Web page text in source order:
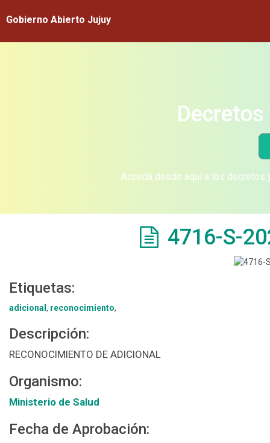
Gobierno Abierto Jujuy
Acceda desde aquí a los
4716-S-
Etiquetas:
adicional , reconocimiento,
Descripción:
RECONOCIMIENTO DE ADICIONAL
Organismo:
Ministerio de Salud
Fecha de Aprobación: